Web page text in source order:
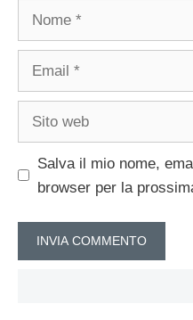
Nome
Email
Sito
Salva il mio nome,
browser per la